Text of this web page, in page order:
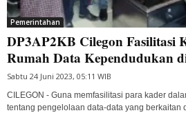
Pemerintahan
DP3AP2KB Cilegon Fasilitasi
Rumah Data Kependudukan
Sabtu 24 Juni 2023, 05:11 WIB
CILEGON - Guna memfasilitasi para kader
tentang pengelolaan data-data yang berkaitan